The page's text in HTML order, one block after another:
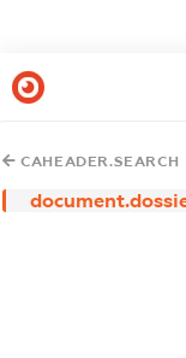
CAHEADER.SEARCH